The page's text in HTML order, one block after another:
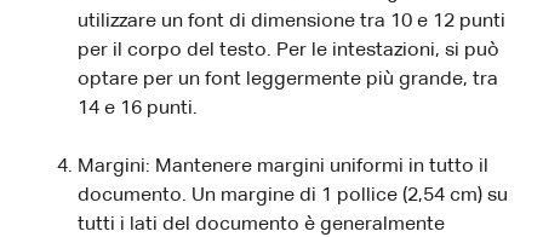
utilizzare un font di dimensione tra 10 e 12 punti
per il corpo del testo. Per le intestazioni, si può
optare per un font leggermente più grande, tra
14 e 16 punti.
Margini: Mantenere margini uniformi in tutto il
documento. Un margine di 1 pollice (2,54 cm) su
tutti i lati del documento è generalmente